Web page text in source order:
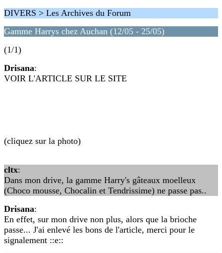
DIVERS > Les Archives du Forum
Gamme Harrys chez Auchan (12/05 - 25/05)
(1/1)
Drisana:
VOIR L'ARTICLE SUR LE SITE
(cliquez sur la photo)
cltx:
Dans mon drive, la gamme Harry's gâteaux moelleux
(Choco mousse, Chocalin et Tendrissime) ne passe pas..
Drisana:
En effet, sur mon drive non plus, alors que la brioche
passe... J'ai enlevé les bons de l'article, merci pour le
signalement ::e::